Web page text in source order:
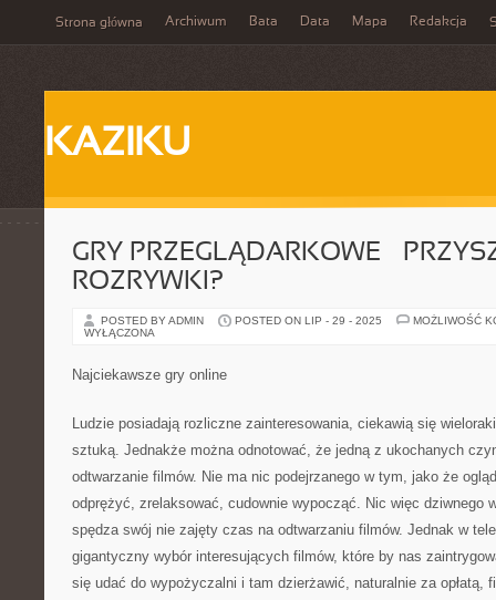
Strona główna Archiwum Bata Data Mapa Redakcja
KAZIKU
GRY PRZEGLĄDARKOWE –
ROZRYWKI?
POSTED BY ADMIN POSTED ON LIP - 29 - 2025
MOŻLIWOŚĆ
WYŁĄCZONA
Najciekawsze gry online
Ludzie posiadają rozliczne zainteresowania, ciekawią się
sztuką. Jednakże można odnotować, że jedną z ukochanych
odtwarzanie filmów. Nie ma nic podejrzanego w tym, jako że
odprężyć, zrelaksować, cudownie wypocząć. Nic więc dziwnego
spędza swój nie zajęty czas na odtwarzaniu filmów. Jednak w
gigantyczny wybór interesujących filmów, które by nas
się udać do wypożyczalni i tam dzierżawić, naturalnie za opłatą,